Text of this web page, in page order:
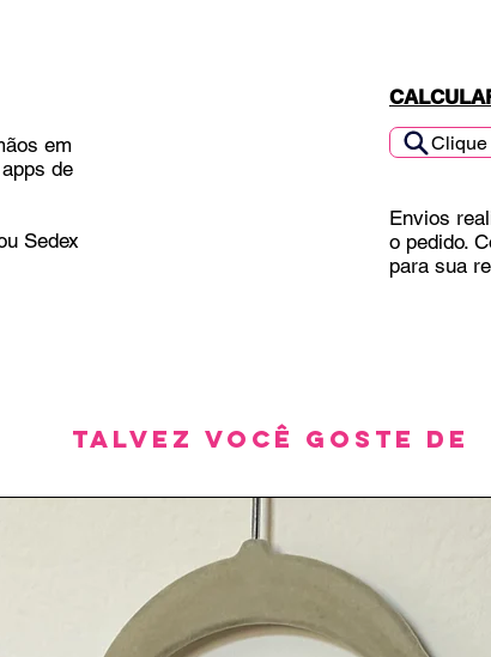
em
de
Sedex
Clique
Envios
o pedido.
para sua
Talvez você goste de